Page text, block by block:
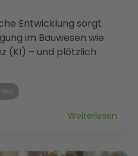
Entwicklung sorgt
im Bauwesen wie
(KI) – und plötzlich
Weiterlesen